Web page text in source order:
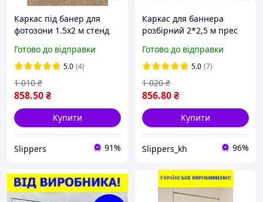
Каркас під банер для
фотозони 1.5х2 м стенд
Готово до відправки
5.0 (4)
858.50₴
1 010 ₴
Купити
Slippers 91%
Каркас для баннера
розбірний 2*2,5 м прес
для реклами Каркас для
фотозони П2*2,5
Готово до відправки
5.0 (7)
856.80₴
1 020 ₴
Купити
Slippers_kh 96%